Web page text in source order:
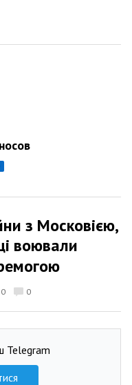
з Московією,
воювали
0 0
Telegram